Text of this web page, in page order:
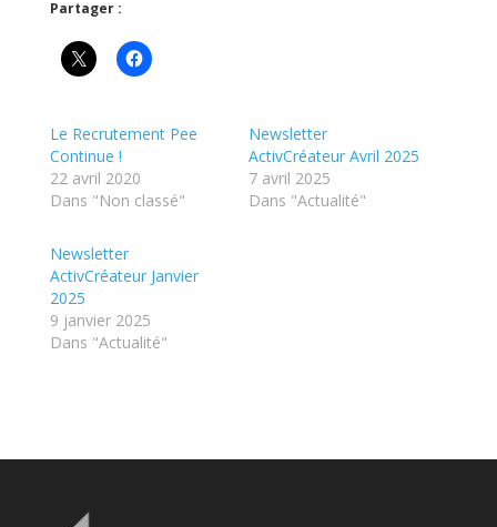
Partager :
Le Recrutement Pee
Continue !
22 avril 2020
Dans "Non classé"
Newsletter
ActivCréateur Avril 2025
7 avril 2025
Dans "Actualité"
Newsletter
ActivCréateur Janvier
2025
9 janvier 2025
Dans "Actualité"